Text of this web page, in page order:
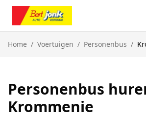
Home / Voertuigen / Personenbus /
Personenbus
Krommenie